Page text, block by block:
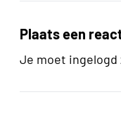
Plaats een
Je moet ingelogd